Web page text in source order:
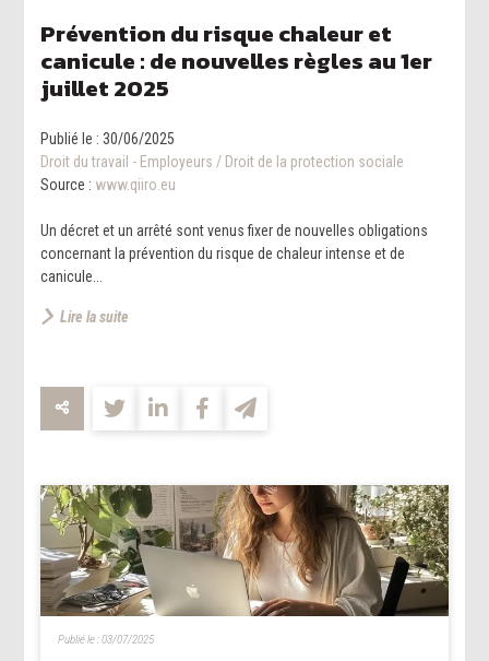
Prévention du risque chaleur et
canicule : de nouvelles règles au 1er
juillet 2025
Publié le :30/06/2025
Droit du travail - Employeurs / Droit de la protection sociale
Source : www.qiiro.eu
Un décret et un arrêté sont venus fixer de nouvelles obligations
concernant la prévention du risque de chaleur intense et de
canicule...
Lire la suite
Publié le :03/07/2025